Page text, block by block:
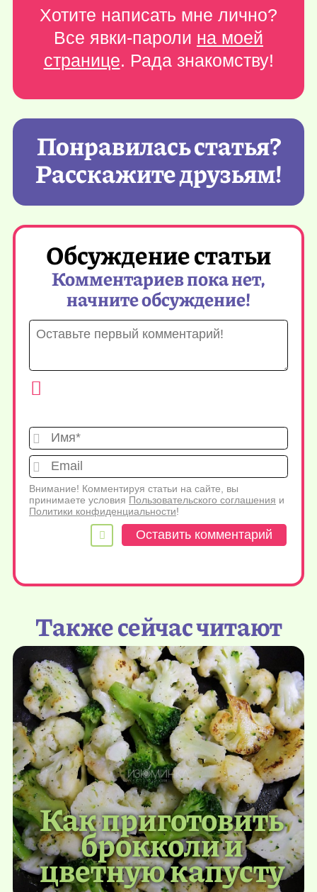
Хотите написать мне лично?
Все явки-пароли на моей
странице. Рада знакомству!
Понравилась статья?
Расскажите друзьям!
Обсуждение статьи
Комментариев пока нет,
начните обсуждение!
Имя*
Внимание! Комментируя статьи на сайте, вы
принимаете условия Пользовательского соглашения и
Политики конфиденциальности!
Также сейчас читают
Как приготовить
брокколи и
цветную капусту